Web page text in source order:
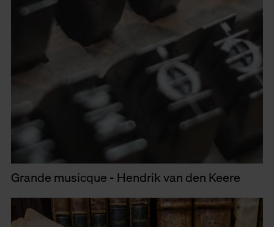
Grande musicque - Hendrik van den Keere